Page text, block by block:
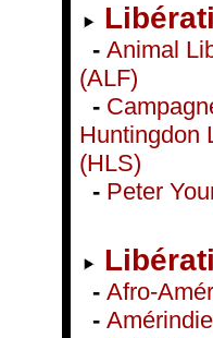
- Animal
(ALF)
-
Huntingdon
(HLS)
- Peter
- Afro-
-